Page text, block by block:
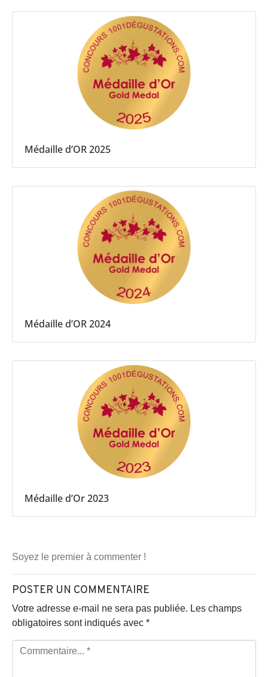
Médaille d’OR 2025
Médaille d’OR 2024
Médaille d’Or 2023
Soyez le premier à commenter !
POSTER UN COMMENTAIRE
Votre adresse e-mail ne sera pas publiée. Les champs
obligatoires sont indiqués avec *